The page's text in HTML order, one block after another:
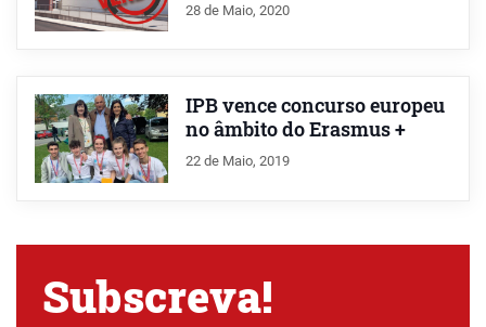
28 de Maio, 2020
IPB vence concurso europeu
no âmbito do Erasmus +
22 de Maio, 2019
Subscreva!